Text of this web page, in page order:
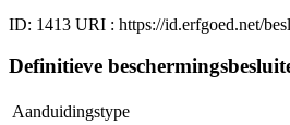
ID: 1413 URI : https://id.erfgoed.net/
Definitieve
Aanduidingstype